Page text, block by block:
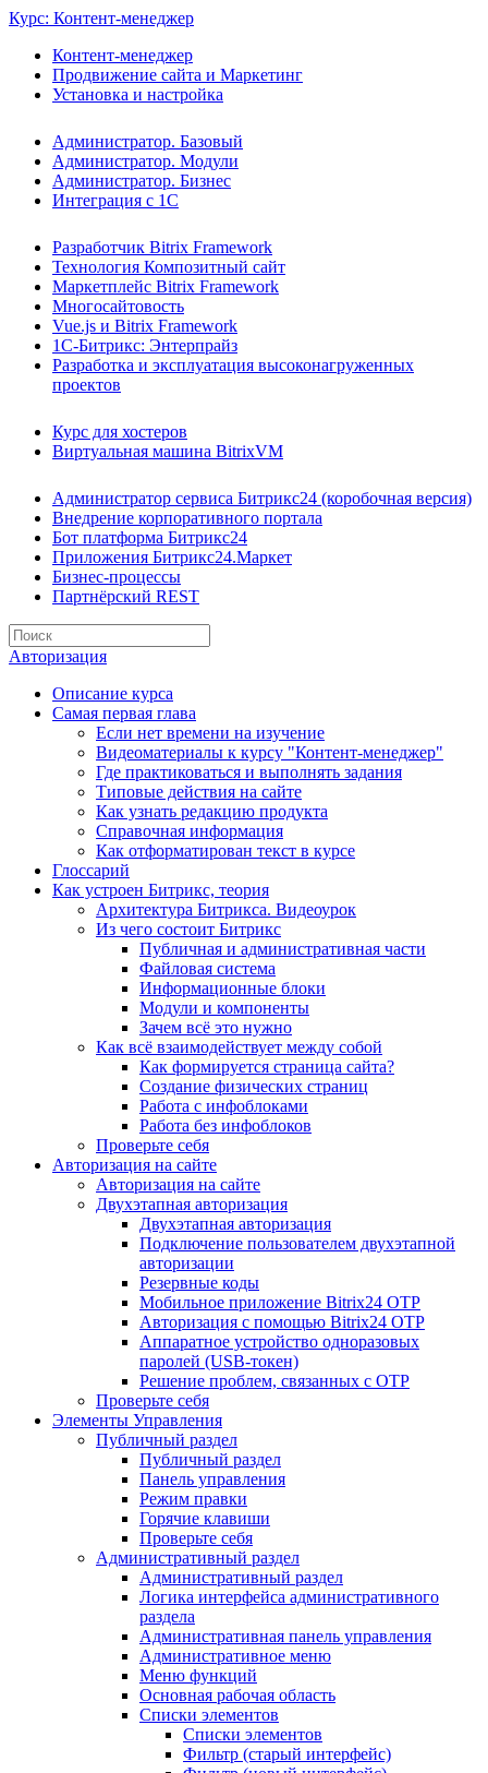
Курс: Контент-менеджер
Контент-менеджер
Продвижение сайта и Маркетинг
Установка и настройка
Администратор. Базовый
Администратор. Модули
Администратор. Бизнес
Интеграция с 1С
Разработчик Bitrix Framework
Технология Композитный сайт
Маркетплейс Bitrix Framework
Многосайтовость
Vue.js и Bitrix Framework
1С-Битрикс: Энтерпрайз
Разработка и эксплуатация высоконагруженных
проектов
Курс для хостеров
Виртуальная машина BitrixVM
Администратор сервиса Битрикс24 (коробочная версия)
Внедрение корпоративного портала
Бот платформа Битрикс24
Приложения Битрикс24.Маркет
Бизнес-процессы
Партнёрский REST
Авторизация
Описание курса
Самая первая глава
Если нет времени на изучение
Видеоматериалы к курсу "Контент-менеджер"
Где практиковаться и выполнять задания
Типовые действия на сайте
Как узнать редакцию продукта
Справочная информация
Как отформатирован текст в курсе
Глоссарий
Как устроен Битрикс, теория
Архитектура Битрикса. Видеоурок
Из чего состоит Битрикс
Публичная и административная части
Файловая система
Информационные блоки
Модули и компоненты
Зачем всё это нужно
Как всё взаимодействует между собой
Как формируется страница сайта?
Создание физических страниц
Работа с инфоблоками
Работа без инфоблоков
Проверьте себя
Авторизация на сайте
Авторизация на сайте
Двухэтапная авторизация
Двухэтапная авторизация
Подключение пользователем двухэтапной
авторизации
Резервные коды
Мобильное приложение Bitrix24 OTP
Авторизация с помощью Bitrix24 OTP
Аппаратное устройство одноразовых
паролей (USB-токен)
Решение проблем, связанных с OTP
Проверьте себя
Элементы Управления
Публичный раздел
Публичный раздел
Панель управления
Режим правки
Горячие клавиши
Проверьте себя
Административный раздел
Административный раздел
Логика интерфейса административного
раздела
Административная панель управления
Административное меню
Меню функций
Основная рабочая область
Списки элементов
Списки элементов
Фильтр (старый интерфейс)